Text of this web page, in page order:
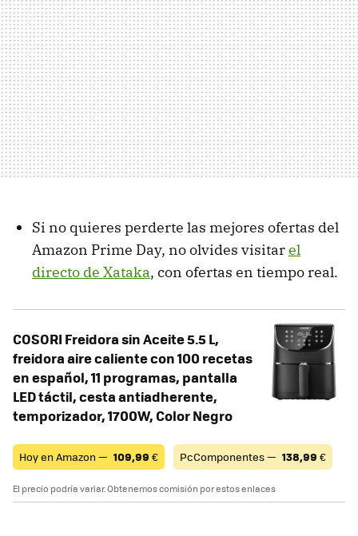
Si no quieres perderte las mejores ofertas del
Amazon Prime Day, no olvides visitarel
directo de Xataka, con ofertas en tiempo real.
COSORI Freidora sin Aceite 5.5 L,
freidora aire caliente con 100 recetas
en español, 11 programas, pantalla
LED táctil, cesta antiadherente,
temporizador, 1700W, Color Negro
Hoy en Amazon — 109,99 € PcComponentes — 138,99 €
El precio podría variar. Obtenemos comisión por estos enlaces